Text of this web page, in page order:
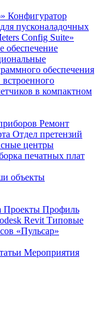
Конфигуратор
пусконаладочных
Config Suite»
обеспечение
обеспечения
в компактном
Ремонт
Отдел претензий
центры
печатных плат
объекты
Проекты Профиль
Revit Типовые
«Пульсар»
Мероприятия